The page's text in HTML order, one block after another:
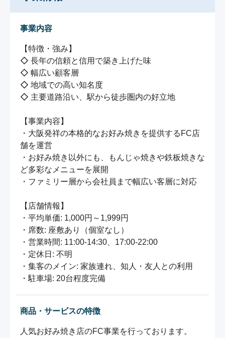
事業内容
【特徴・強み】
◇ 長年の信頼と信用で築き上げた味
◇ 幅広い顧客層
◇ 地域での高い知名度
◇ 主要道路沿い、駅から徒歩圏内の好立地
【事業内容】
・大阪発祥の本格的なお好み焼きを提供するFC店
舗を運営
・お好み焼き以外にも、もんじゃ焼きや鉄板焼きな
ど多彩なメニューを展開
・ファミリー層から会社員まで幅広い客層に対応
【店舗情報】
・平均単価: 1,000円～1,999円
・席数: 座敷あり（個室なし）
・営業時間: 11:00-14:30、17:00-22:00
・定休日: 不明
・集客のメイン: 家族連れ、知人・友人との利用
・駐車場: 20台程度完備
商品・サービスの特徴
人気お好み焼き店のFC事業を行っております。